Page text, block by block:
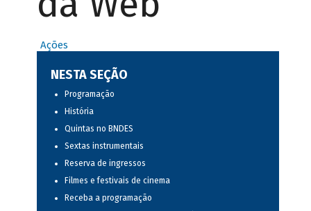
Ações
NESTA SEÇÃO
Programação
História
Quintas no BNDES
Sextas instrumentais
Reserva de ingressos
Filmes e festivais de cinema
Receba a programação